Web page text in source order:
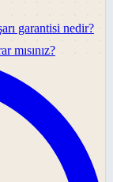
garantisi nedir?
mısınız?